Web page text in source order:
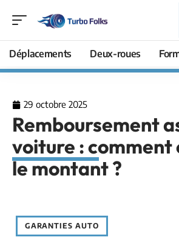
Déplacements Deux-roues
29 octobre 2025
Remboursement
voiture :
le montant ?
GARANTIES AUTO